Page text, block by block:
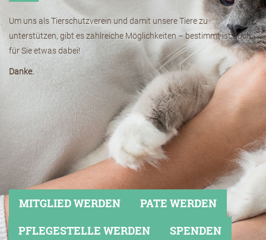
Um uns als Tierschutzverein und damit unsere Tiere zu
unterstützen, gibt es zahlreiche Möglichkeiten – bestimmt ist auch
für Sie etwas dabei!
Danke.
MITGLIED WERDEN
PATE WERDEN
PFLEGESTELLE WERDEN
SPENDEN